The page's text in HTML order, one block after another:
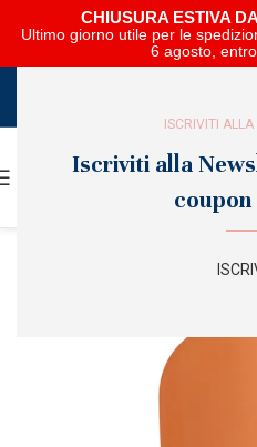
ISCRIVITI
Iscriviti alla
coupon
CHIUSURA ESTIVA
Ultimo giorno utile per le
6 agosto,